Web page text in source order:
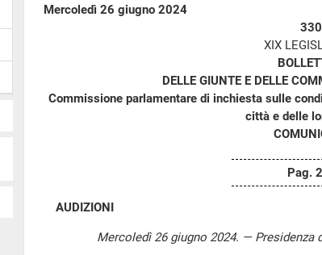
Mercoledì 26 giugno 2024
XIX
DELLE GIUNTE E DELLE
Commissione parlamentare di inchiesta sulle
città e delle
Pag.
AUDIZIONI
Mercoledì 26 giugno 2024. — Presidenza